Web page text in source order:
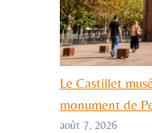
Le Castillet
monument de
août 7, 2026